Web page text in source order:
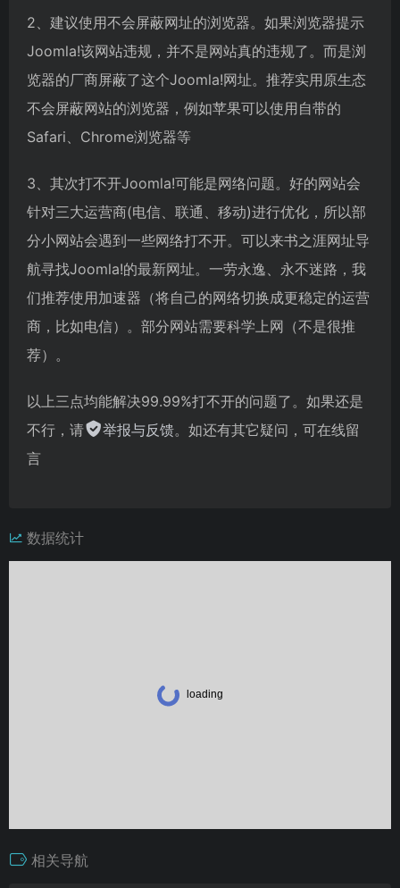
2、建议使用不会屏蔽网址的浏览器。如果浏览器提示
Joomla!该网站违规，并不是网站真的违规了。而是浏
览器的厂商屏蔽了这个Joomla!网址。推荐实用原生态
不会屏蔽网站的浏览器，例如苹果可以使用自带的
Safari、Chrome浏览器等
3、其次打不开Joomla!可能是网络问题。好的网站会
针对三大运营商(电信、联通、移动)进行优化，所以部
分小网站会遇到一些网络打不开。可以来书之涯网址导
航寻找Joomla!的最新网址。一劳永逸、永不迷路，我
们推荐使用加速器（将自己的网络切换成更稳定的运营
商，比如电信）。部分网站需要科学上网（不是很推
荐）。
以上三点均能解决99.99%打不开的问题了。如果还是
不行，请
举报与反馈。如还有其它疑问，可在线留
言
数据统计
相关导航